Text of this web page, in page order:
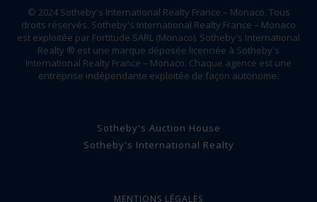
© 2024 Sotheby's International Realty France – Monaco. Tous
droits réservés. Sotheby's International Realty France – Monaco
est exploitée par Fortitude SARL (Monaco). Sotheby's International
Realty ® est une marque déposée licenciée à Sotheby's
International Realty France – Monaco. Chaque agence est une
entreprise indépendante exploitée de façon autonome.
Sotheby's Auction House
Sotheby's International Realty
MENTIONS LÉGALES